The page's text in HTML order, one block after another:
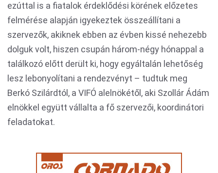
ezúttal is a fiatalok érdeklődési körének előzetes
felmérése alapján igyekeztek összeállítani a
szervezők, akiknek ebben az évben kissé nehezebb
dolguk volt, hiszen csupán három-négy hónappal a
találkozó előtt derült ki, hogy egyáltalán lehetőség
lesz lebonyolítani a rendezvényt – tudtuk meg
Berkó Szilárdtól, a VIFÓ alelnökétől, aki Szollár Ádám
elnökkel együtt vállalta a fő szervezői, koordinátori
feladatokat.